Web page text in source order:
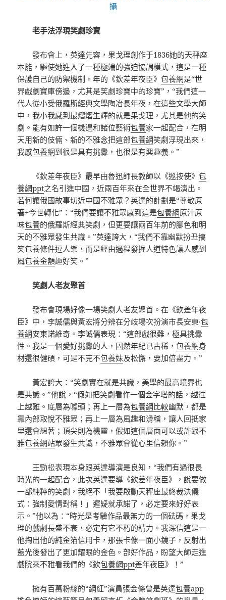
攝
老手法浮現笑劇珍寶
發布會上，英達先容，果戈理創作于1836她的天秤座
本能，驅使她進入了一種極端的強迫協調模式，這是一種
保護自己的防禦機制。年的《欽差年夜臣》包養網是“世
界戲劇寶庫傍邊，尤其是笑劇珍寶中的珍寶”，“我們這一
代人從小受俄羅斯經典文學陶冶長年夜，在這些文學大師
中，我小我感到最熠熠生輝的就是果戈理，尤其是他的笑
劇。能有如許一個機遇和諸位藝術包養家一起配合，在明
天用新的伎倆、新的不雅念把這部包養網笑劇浮現出來，
我感包養網到很是具有挑釁，也很是有興趣義。”
《欽差年夜臣》最早由魯迅師長教師以《巡按使》包
養網ppt之名引進中國，近兩百年來在全世界不竭演出。
若何讓俄國故事切近中國不雅眾？英達的計劃是“尊敬原
著+今世轉化”：“我們要讓不雅眾感到這是包養網原汁原
味包養的俄羅斯經典笑劇，但更要讓兩百年前的腳色和明
天的不雅眾發生共識。”英達誇大，“我們不靠幽默扮丑搞
笑包養條件逗人樂，而是經由過程發掘人道特色讓人感到
風包養金額趣好笑。”
笑劇人老友聚首
發布會現場好像一場笑劇人老友聚首。在《欽差年夜
臣》中，李誠儒與黃宏將分辨在分歧場次扮演市長安東·包
養網安東諾維奇。李誠儒表現：“這部戲很難，極具挑釁
性。我是一個愛好挑釁的人，固然年紀已古稀，包養網身
材還很健碩，可是不克不包養妹及松懈，要加倍盡力。”
黃宏誇大：“笑劇實在就是共識，美學的最高境界也
是共識。”他說，“假如把笑劇看作一個金字塔的話，越往
上越難。底層為噱頭；再上一層為包養網比較幽默，都是
靠內部取悅不雅眾；再上一層為風趣和滑稽，讓人回抵家
里還會想著；頂尖則為機靈，假如這個層面可以或許跟不
雅包養網站眾發生共識，不雅眾會從心里信賴你。”
王勁松表現本身跟英達導演是良知，“我們有過很長
時光的一起配合，此次英達要導《欽差年夜臣》，說要做
一部純粹的笑劇，我絕不「我要啟動天秤座最終裁決儀
式：強制愛情對稱！」遲疑就承諾了，必定要來好好表
示。”他以為：“時光是考驗作品最無力的一個砝碼，果戈
理的戲劇長盛不衰，必定有它不朽的精力。我深信這是一
他掏出他的純金箔信用卡，那張卡像一面小鏡子，反射出
藍光後發出了更加耀眼的金色。部好作品，盼望大師走進
戲院來不雅看我們的《欽包養網ppt差年夜臣》！”
擁有百萬粉絲的“網紅”演員張金條曾是英達包養app